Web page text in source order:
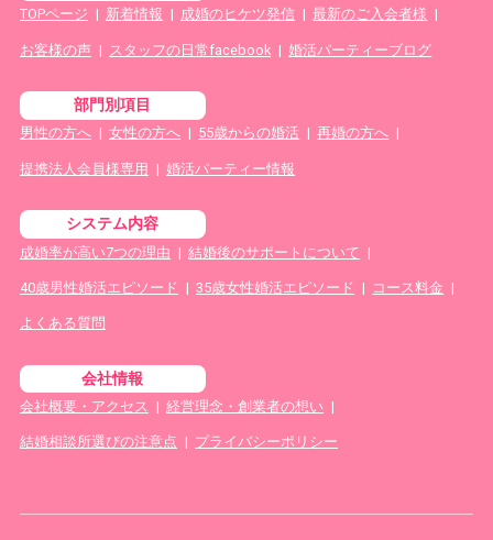
TOPページ | 新着情報 | 成婚のヒケツ発信 | 最新のご入会者様 |
お客様の声| スタッフの日常facebook | 婚活パーティーブログ
部門別項目
男性の方へ| 女性の方へ | 55歳からの婚活 | 再婚の方へ |
提携法人会員様専用 | 婚活パーティー情報
システム内容
成婚率が高い7つの理由 | 結婚後のサポートについて |
40歳男性婚活エピソード | 35歳女性婚活エピソード | コース料金 |
よくある質問
会社情報
会社概要・アクセス | 経営理念・創業者の想い |
結婚相談所選びの注意点 | プライバシーポリシー